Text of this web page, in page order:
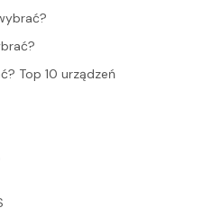
Top 10 urządzeń